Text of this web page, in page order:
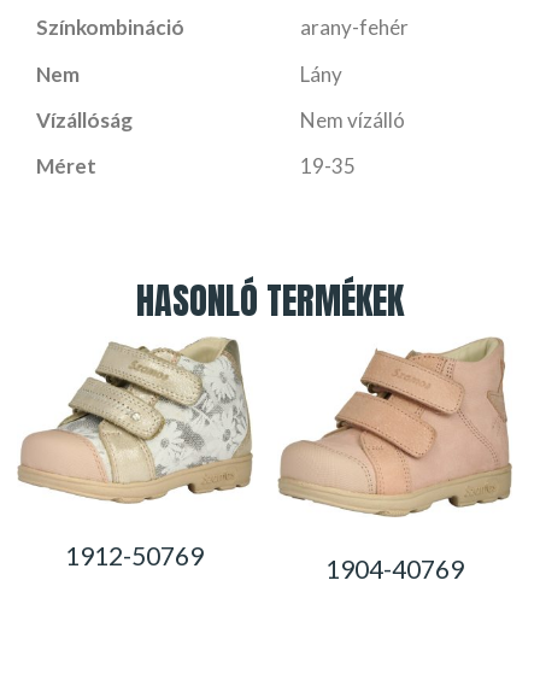
Színkombináció
arany-fehér
Nem
Lány
Vízállóság
Nem vízálló
Méret
19-35
HASONLÓ TERMÉKEK
1912-50769 1904-40769